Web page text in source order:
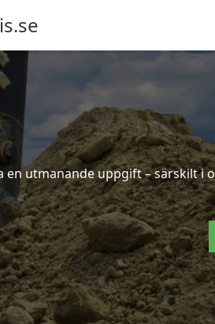
en utmanande uppgift – särskilt